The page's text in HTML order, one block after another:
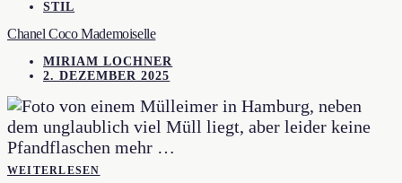
STIL
Chanel Coco Mademoiselle
MIRIAM LOCHNER
2. DEZEMBER 2025
WEITERLESEN